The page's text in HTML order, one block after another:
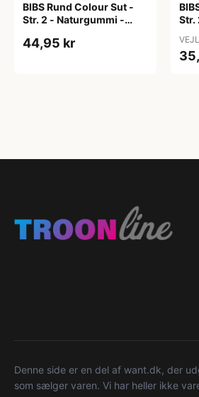
BIBS Rund Colour Sut -
Str. 2 - Naturgummi -
44,95 kr
Str.
Denne side er en del af want.dk, der
som sælger varen. Vi har heller ikke